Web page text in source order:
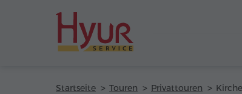
Startseite Touren Privattouren